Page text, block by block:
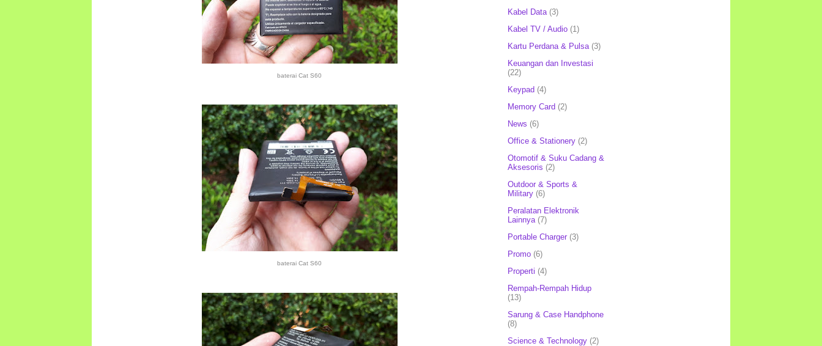
baterai Cat S60
baterai Cat S60
Kabel Data (3)
Kabel TV / Audio (1)
Kartu Perdana & Pulsa (3)
Keuangan dan Investasi
(22)
Keypad (4)
Memory Card (2)
News (6)
Office & Stationery (2)
Otomotif & Suku Cadang &
Aksesoris (2)
Outdoor & Sports &
Military (6)
Peralatan Elektronik
Lainnya (7)
Portable Charger (3)
Promo (6)
Properti (4)
Rempah-Rempah Hidup
(13)
Sarung & Case Handphone
(8)
Science & Technology (2)